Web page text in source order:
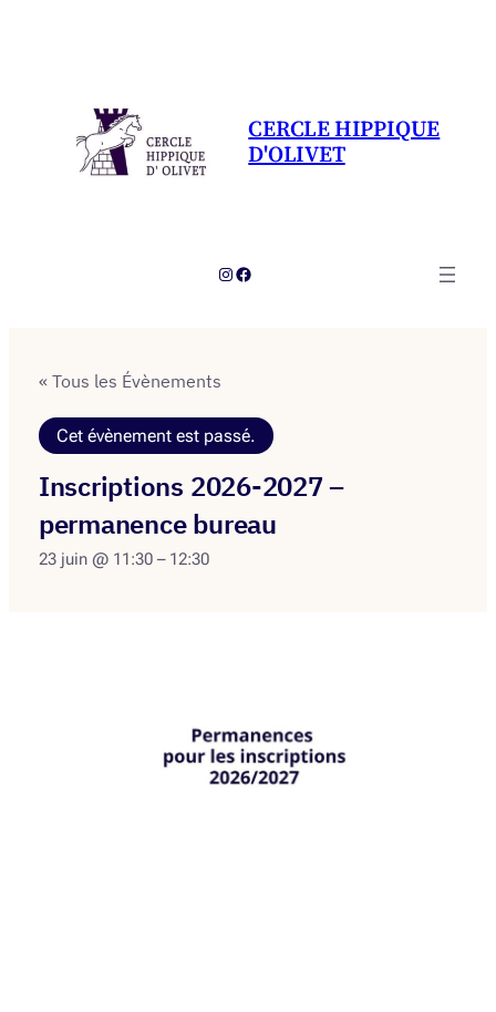
CERCLE HIPPIQUE
D'OLIVET
Instagram
Facebook
« Tous les Évènements
Cet évènement est passé.
Inscriptions 2026-2027 –
permanence bureau
23 juin @ 11:30– 12:30